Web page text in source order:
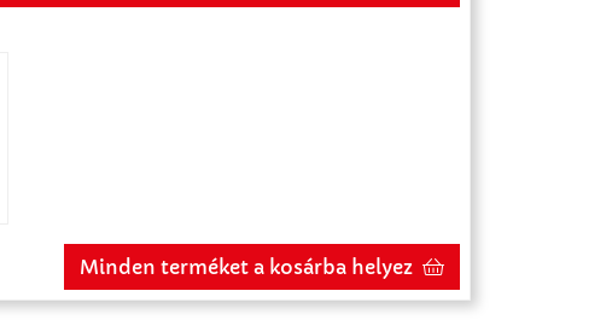
Minden terméket a kosárba helyez